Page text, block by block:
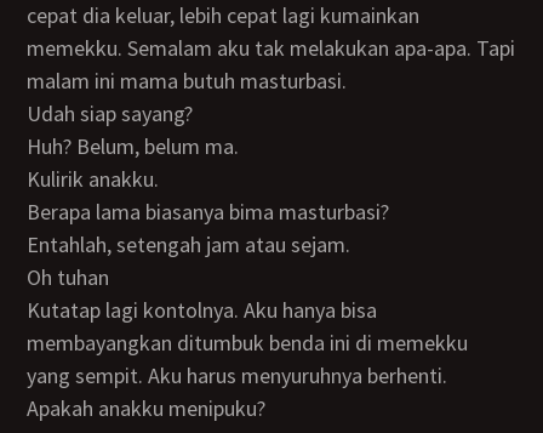
cepat dia keluar, lebih cepat lagi kumainkan
memekku. Semalam aku tak melakukan apa-apa. Tapi
malam ini mama butuh masturbasi.
Udah siap sayang?
Huh? Belum, belum ma.
Kulirik anakku.
Berapa lama biasanya bima masturbasi?
Entahlah, setengah jam atau sejam.
Oh tuhan
Kutatap lagi kontolnya. Aku hanya bisa
membayangkan ditumbuk benda ini di memekku
yang sempit. Aku harus menyuruhnya berhenti.
Apakah anakku menipuku?